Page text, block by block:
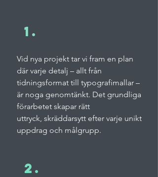
1.
Vid nya projekt tar vi fram en plan
där varje detalj – allt från
tidningsformat till typografimallar –
är noga genomtänkt. Det grundliga
förarbetet skapar rätt
uttryck, skräddarsytt efter varje unikt
uppdrag och målgrupp.
2.